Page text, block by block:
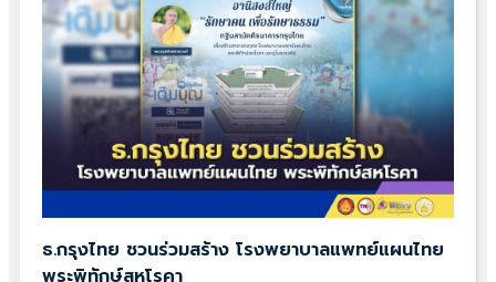
ธ.กรุงไทย ชวนร่วมสร้าง โรงพยาบาลแพทย์แผนไทย
พระพิทักษ์สหโรคา